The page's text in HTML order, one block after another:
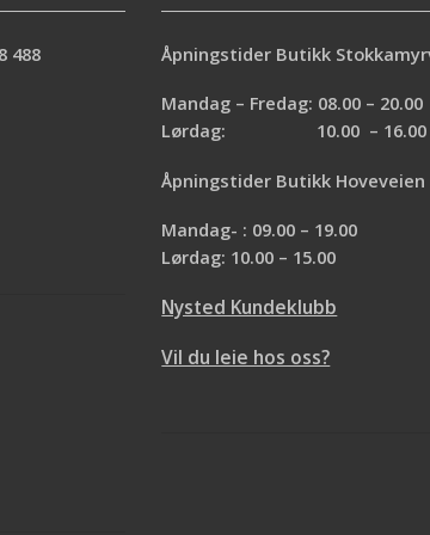
488 Åpningstider Butikk
Mandag – Fredag: 08.00 – 20.00
Lørdag: 10.00 – 16.00
Åpningstider Butikk Hoveveien
Mandag- : 09.00 – 19.00
Lørdag: 10.00 – 15.00
Nysted Kundeklubb
Vil du leie hos oss?